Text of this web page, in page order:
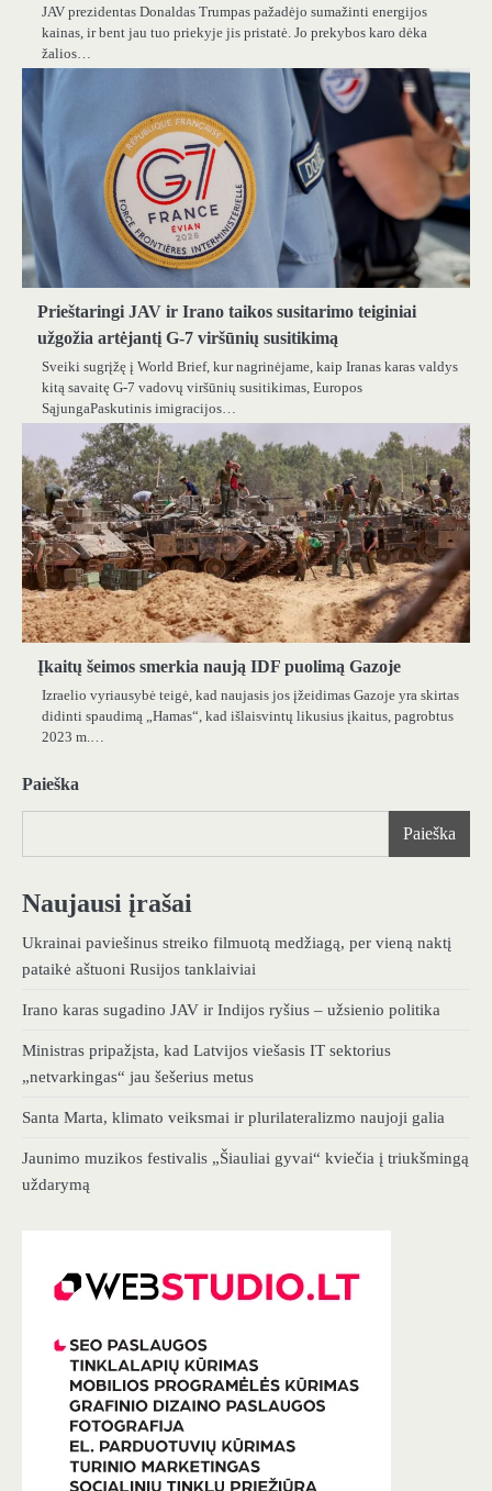
JAV prezidentas Donaldas Trumpas pažadėjo sumažinti energijos
kainas, ir bent jau tuo priekyje jis pristatė. Jo prekybos karo dėka
žalios…
Prieštaringi JAV ir Irano taikos susitarimo teiginiai
užgožia artėjantį G-7 viršūnių susitikimą
Sveiki sugrįžę į World Brief, kur nagrinėjame, kaip Iranas karas valdys
kitą savaitę G-7 vadovų viršūnių susitikimas, Europos
SąjungaPaskutinis imigracijos…
Įkaitų šeimos smerkia naują IDF puolimą Gazoje
Izraelio vyriausybė teigė, kad naujasis jos įžeidimas Gazoje yra skirtas
didinti spaudimą „Hamas“, kad išlaisvintų likusius įkaitus, pagrobtus
2023 m.…
Paieška
Paieška
Naujausi įrašai
Ukrainai paviešinus streiko filmuotą medžiagą, per vieną naktį
pataikė aštuoni Rusijos tanklaiviai
Irano karas sugadino JAV ir Indijos ryšius – užsienio politika
Ministras pripažįsta, kad Latvijos viešasis IT sektorius
„netvarkingas“ jau šešerius metus
Santa Marta, klimato veiksmai ir plurilateralizmo naujoji galia
Jaunimo muzikos festivalis „Šiauliai gyvai“ kviečia į triukšmingą
uždarymą